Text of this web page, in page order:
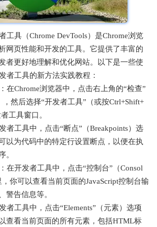
工具（Chrome DevTools）是Chrome浏览
网页性能和开发的工具。它提供了丰富的
者更好地理解和优化网站。以下是一些使
者工具的新方法实践教程：
在Chrome浏览器中，点击右上角的“检查”
，然后选择“开发者工具”（或按Ctrl+Shift+
工具窗口。
者工具中，点击“断点”（Breakpoints）选
以为代码中的特定行设置断点，以便在执
。
在开发者工具中，点击“控制台”（Consol
你可以查看当前页面的JavaScript控制台输
警告信息等。
者工具中，点击“Elements”（元素）选项
查看当前页面的所有元素，包括HTML标